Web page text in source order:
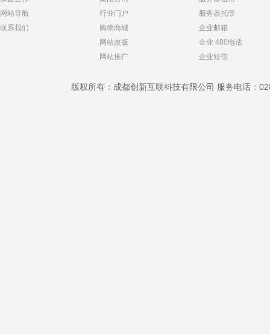
网站导航
联系我们
行业门户
购物商城
网站改版
网站推广
服务器托管
企业邮箱
企业 400电话
企业短信
版权所有：成都创新互联科技有限公司 服务电话：